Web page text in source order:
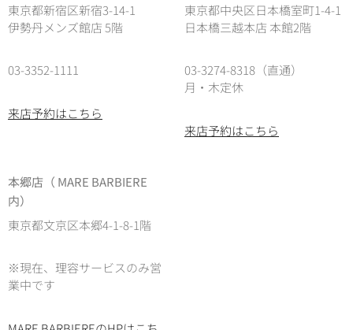
東京都新宿区新宿3-14-1
伊勢丹メンズ館店 5階
03-3352-1111
来店予約はこちら
東京都中央区日本橋室町1-4-1
日本橋三越本店 本館2階
03-3274-8318（直通）
月・木定休
来店予約はこちら
本郷店（ MARE BARBIERE
内）
東京都文京区本郷4-1-8-1階
※現在、理容サービスのみ営
業中です